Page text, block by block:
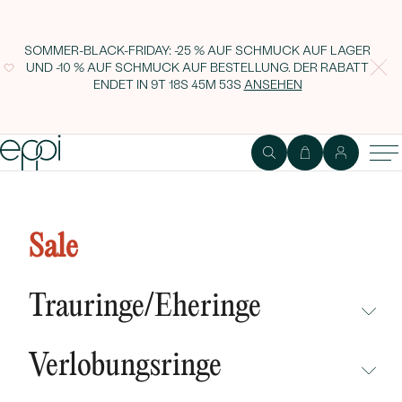
SOMMER-BLACK-FRIDAY: -25 % AUF SCHMUCK AUF LAGER
UND -10 % AUF SCHMUCK AUF BESTELLUNG. DER RABATT
ENDET IN 9T 18S 45M 52S ANSEHEN
Sale
Trauringe/Eheringe
NEUHEITEN
Verlobungsringe
Halostil Leimoni